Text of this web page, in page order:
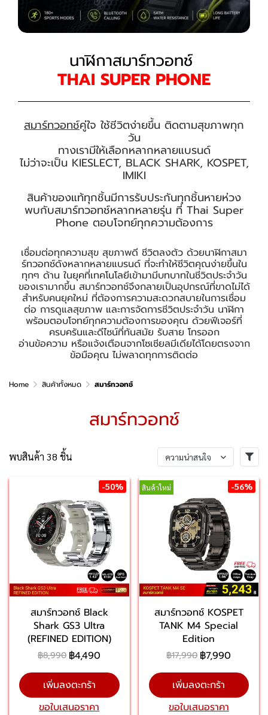
นาฬิกาสมาร์ทวอทช์
THAI SUPER PHONE
สมาร์ทวอทช์คู่ใจ ใช้ชีวิตง่ายขึ้น ติดตามสุขภาพทุก
วัน
ทางเรามีให้เลือกหลากหลายแบรนด์
ไม่ว่าจะเป็น KIESLECT, BLACK SHARK, KOSPET,
IMIKI
สินค้าของแท้ทุกชิ้นมีการรับประกันทุกชิ้นหายห่วง
พบกับสมาร์ทวอทช์หลากหลายรุ่น ที่ Thai Super
Phone ตอบโจทย์ทุกความต้องการ
เชื่อมต่อทุกความสุข สุขภาพดี ชีวิตลงตัว ด้วยนาฬิกาสมา
ร์ทวอทช์ดังหลากหลายแบรนด์ ที่จะทำให้ชีวิตคุณง่ายขึ้นใน
ทุกๆ ด้าน ในยุคที่เทคโนโลยีเข้ามามีบทบาทในชีวิตประจำวัน
ของเรามากขึ้น สมาร์ทวอทช์จึงกลายเป็นอุปกรณ์ที่ขาดไม่ได้
สำหรับคนยุคใหม่ ที่ต้องการความสะดวกสบายในการเชื่อม
ต่อ การดูแลสุขภาพ และการจัดการชีวิตประจำวัน นาฬิกา
พร้อมตอบโจทย์ทุกความต้องการของคุณ ด้วยฟีเจอร์ที่
ครบครันและดีไซน์ที่ทันสมัย รับสาย โทรออก
อ่านข้อความ หรือแจ้งเตือนจากโซเชียลมีเดียได้โดยตรงจาก
ข้อมือคุณ ไม่พลาดทุกการติดต่อ
Home สินค้าทั้งหมด สมาร์ทวอทช์
สมาร์ทวอทช์
พบสินค้า 38 ชิ้น ความน่าสนใจ
-50%
สมาร์ทวอทช์ Black
Shark GS3 Ultra
(REFINED EDITION)
฿8,990 ฿4,490
เพิ่มลงตะกร้า
ขอใบเสนอราคา
สินค้าใหม่ -56%
สมาร์ทวอทช์ KOSPET
TANK M4 Special
Edition
฿17,990 ฿7,990
เพิ่มลงตะกร้า
ขอใบเสนอราคา